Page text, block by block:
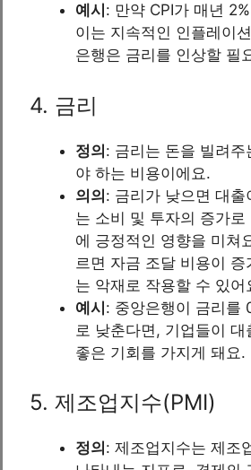
예시 : 만약 CPI가 매년
이는 지속적인 인플레이
은행은 금리를 인상할 필
4. 금리
정의: 금리는 돈을 빌려주
야 하는 비용이에요.
의의: 금리가 낮으면 대출
는 소비 및 투자의 증가
에 긍정적인 영향을 미쳐
르면 자금 조달 비용이
는 악재로 작용할 수 있어
예시: 중앙은행이 금리를
로 낮춘다면, 기업들이
좋은 기회를 가지게 돼요.
5. 제조업지수(PMI)
정의 : 제조업지수는 제조